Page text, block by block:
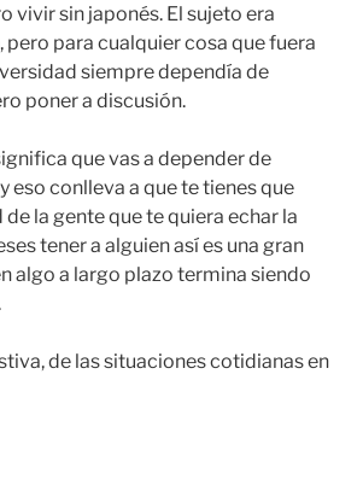
vivir sin japonés. El sujeto era
para cualquier cosa que fuera
siempre dependía de
poner a discusión.
que vas a depender de
conlleva a que te tienes que
la gente que te quiera echar la
tener a alguien así es una gran
algo a largo plazo termina siendo
de las situaciones cotidianas en